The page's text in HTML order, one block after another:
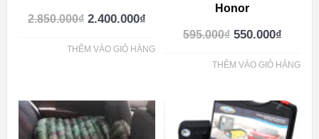
2.850.000₫ 2.400.000₫
THÊM VÀO GIỎ HÀNG
Honor
595.000₫ 550.000₫
THÊM VÀO GIỎ HÀNG